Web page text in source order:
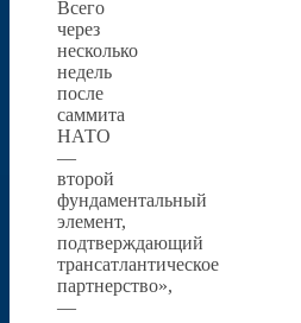
Всего
через
несколько
недель
после
саммита
НАТО
—
второй
фундаментальный
элемент,
подтверждающий
трансатлантическое
партнерство»,
—